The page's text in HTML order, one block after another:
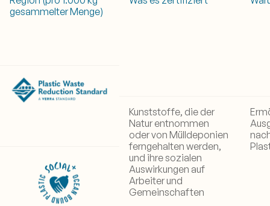
gesammelter Menge)
Kunststoffe, die der
Natur entnommen
oder von Mülldeponien
ferngehalten werden,
und ihre sozialen
Auswirkungen auf
Arbeiter und
Gemeinschaften